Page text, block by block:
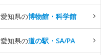
愛知県の博物館・科学館
愛知県の道の駅・SA/PA